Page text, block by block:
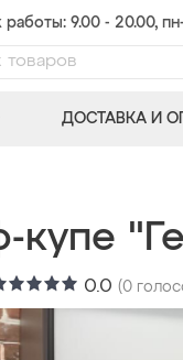
работы: 9.00 - 20.00,
ДОСТАВКА И
купе
0.0 (0